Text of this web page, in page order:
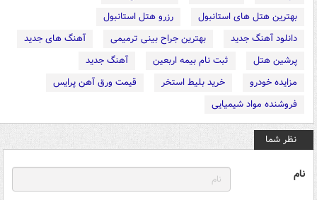
بهترین هتل های استانبول
رزرو هتل استانبول
دانلود آهنگ جدید
بهترین جراح بینی ترمیمی
آهنگ های جدید
پرشین هتل
ثبت نام بیمه اربعین
آهنگ جدید
مزایده خودرو
خرید بلیط استخر
قیمت ورق آهن پرایس
فروشنده مواد شیمیایی
نظر شما
نام